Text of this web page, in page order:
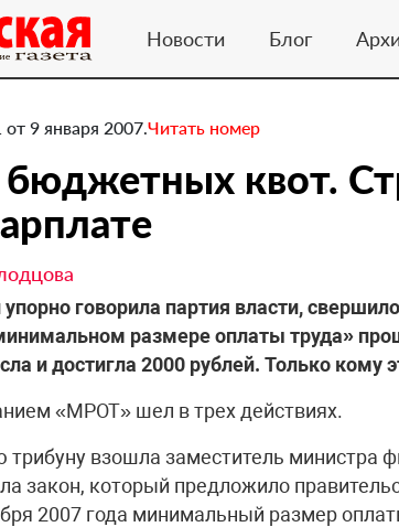
Новости Блог
9 января 2007.Читать номер
квот.
говорила партия власти,
размере оплаты труда»
и достигла 2000 рублей. Только кому
«МРОТ» шел в трех действиях.
трибуну взошла заместитель министра
закон, который предложило
2007 года минимальный размер